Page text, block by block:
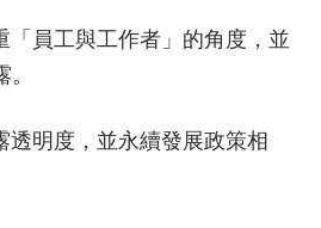
「員工與工作者」的角度，並
透明度，並永續發展政策相